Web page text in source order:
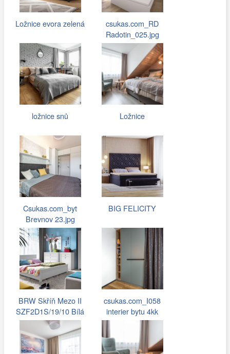
Ložnice evora zelená
csukas.com_RD
Radotin_025.jpg
ložnice snů Ložnice
Csukas.com_byt
Brevnov 23.jpg
BIG FELICITY
BRW Skříň Mezo II
SZF2D1S/19/10 Bílá
csukas.com_I058
interier bytu 4kk
078.jpg